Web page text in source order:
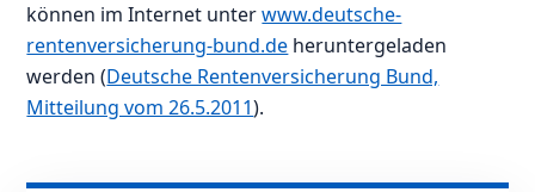
können im Internet unterwww.deutsche-
rentenversicherung-bund.de heruntergeladen
werden (Deutsche Rentenversicherung Bund,
Mitteilung vom 26.5.2011).